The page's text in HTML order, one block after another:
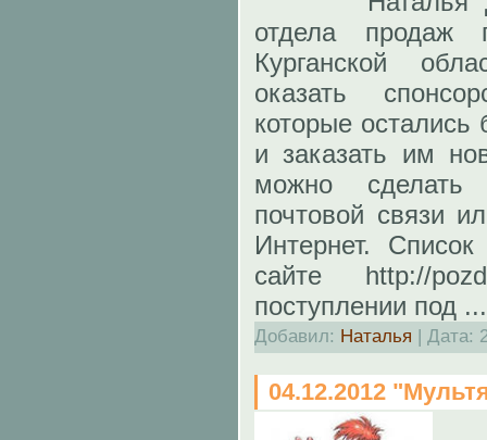
отдела продаж
Курганской
оказать
которые остались
и заказать им
можно
почтовой связи
Интернет.
сайте http://
поступлении под
Добавил: Наталья | Дата:
04.12.2012